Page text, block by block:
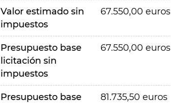
Valor estimado sin
impuestos
67.550,00 euros
Presupuesto base
licitación sin
impuestos
67.550,00 euros
Presupuesto base
81.735,50 euros